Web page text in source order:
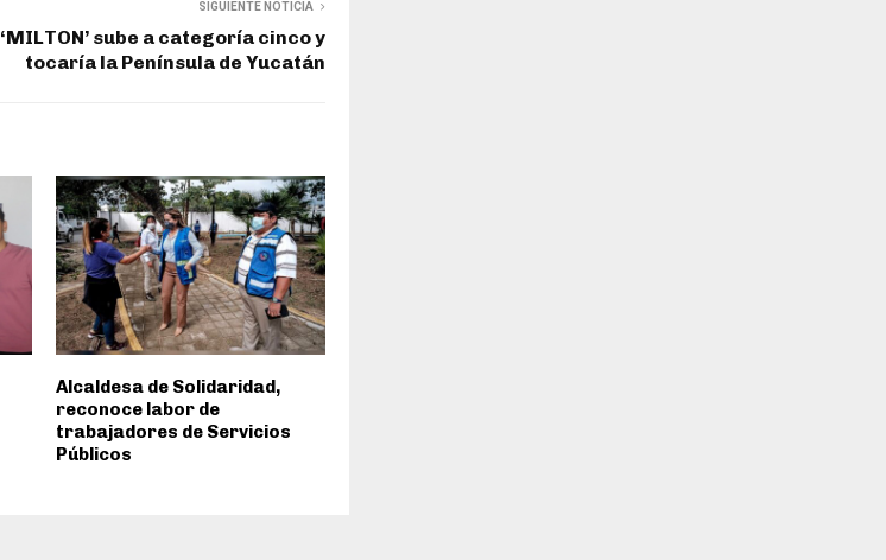
SIGUIENTE NOTICIA
‘MILTON’ sube a categoría cinco y
tocaría la Península de Yucatán
Alcaldesa de Solidaridad,
reconoce labor de
trabajadores de Servicios
Públicos